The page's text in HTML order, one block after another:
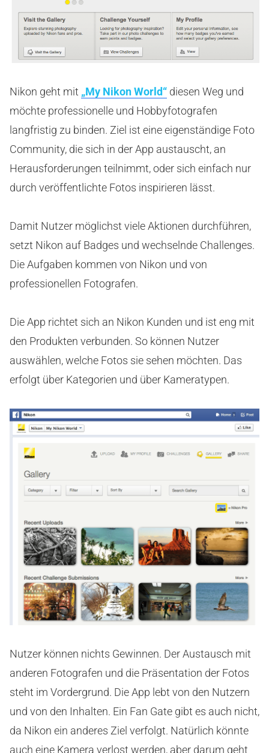
Nikon geht mit „My Nikon World“ diesen Weg und
möchte professionelle und Hobbyfotografen
langfristig zu binden. Ziel ist eine eigenständige Foto
Community, die sich in der App austauscht, an
Herausforderungen teilnimmt, oder sich einfach nur
durch veröffentlichte Fotos inspirieren lässt.
Damit Nutzer möglichst viele Aktionen durchführen,
setzt Nikon auf Badges und wechselnde Challenges.
Die Aufgaben kommen von Nikon und von
professionellen Fotografen.
Die App richtet sich an Nikon Kunden und ist eng mit
den Produkten verbunden. So können Nutzer
auswählen, welche Fotos sie sehen möchten. Das
erfolgt über Kategorien und über Kameratypen.
Nutzer können nichts Gewinnen. Der Austausch mit
anderen Fotografen und die Präsentation der Fotos
steht im Vordergrund. Die App lebt von den Nutzern
und von den Inhalten. Ein Fan Gate gibt es auch nicht,
da Nikon ein anderes Ziel verfolgt. Natürlich könnte
auch eine Kamera verlost werden, aber darum geht